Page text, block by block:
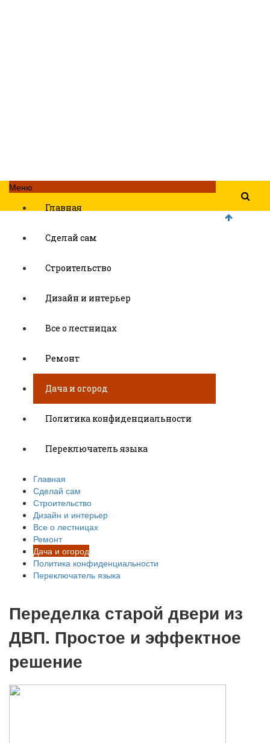
Меню
Главная
Сделай сам
Строительство
Дизайн и интерьер
Все о лестницах
Ремонт
Дача и огород
Политика конфиденциальности
Переключатель языка
Главная
Сделай сам
Строительство
Дизайн и интерьер
Все о лестницах
Ремонт
Дача и огород
Политика конфиденциальности
Переключатель языка
Переделка старой двери из
ДВП. Простое и эффектное
решение